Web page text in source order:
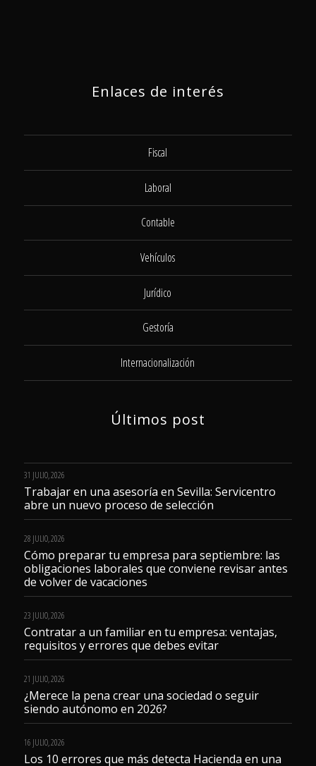
Enlaces de interés
Fiscal
Laboral
Contable
Vehículos
Jurídico
Gestoría
Internacionalización
Últimos post
31 JULIO, 2026
Trabajar en una asesoría en Sevilla: Servicentro
abre un nuevo proceso de selección
28 JULIO, 2026
Cómo preparar tu empresa para septiembre: las
obligaciones laborales que conviene revisar antes
de volver de vacaciones
23 JULIO, 2026
Contratar a un familiar en tu empresa: ventajas,
requisitos y errores que debes evitar
21 JULIO, 2026
¿Merece la pena crear una sociedad o seguir
siendo autónomo en 2026?
16 JULIO, 2026
Los 10 errores que más detecta Hacienda en una